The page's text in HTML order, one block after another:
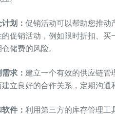
划： 促销活动可以帮助您推动
促销活动，例如限时折扣、
储费的风险。
求： 建立一个有效的供应链管
立良好的合作关系，定期沟通
件： 利用第三方的库存管理工